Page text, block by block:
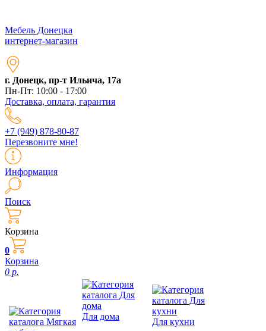
Мебель Донецка
интернет-магазин
г. Донецк, пр-т Ильича, 17а
Пн-Пт: 10:00 - 17:00
Доставка, оплата, гарантия
+7 (949) 878-80-87
Перезвоните мне!
Информация
Поиск
Корзина
0
Корзина
0 р.
Для дома
Для кухни